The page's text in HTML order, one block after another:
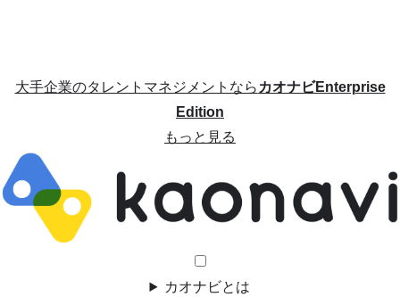
大手企業のタレントマネジメントならカオナビEnterprise
Edition
もっと見る
カオナビとは